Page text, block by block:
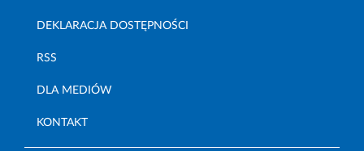
DEKLARACJA DOSTĘPNOŚCI
RSS
DLA MEDIÓW
KONTAKT